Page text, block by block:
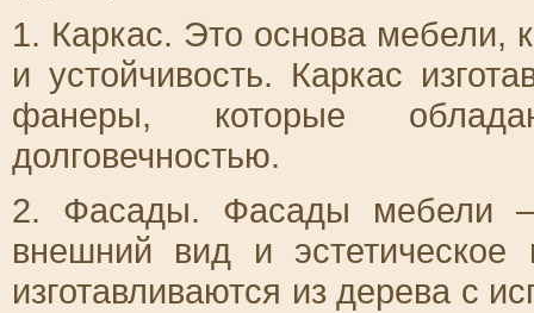
1. Каркас. Это основа мебели,
и устойчивость. Каркас
фанеры, которые
долговечностью.
2. Фасады. Фасады мебели
внешний вид и эстетическое
изготавливаются из дерева с